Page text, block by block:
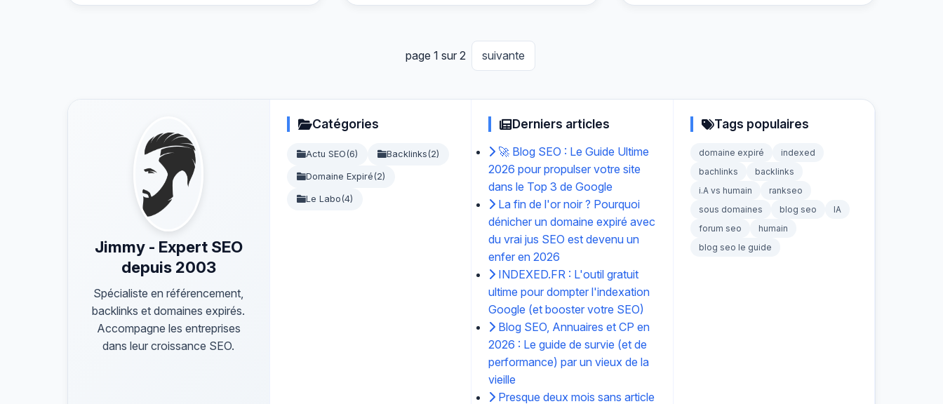
page 1 sur 2 suivante
Jimmy - Expert SEO
depuis 2003
Spécialiste en référencement,
backlinks et domaines expirés.
Accompagne les entreprises
dans leur croissance SEO.
Catégories
Actu SEO(6) Backlinks(2)
Domaine Expiré(2)
Le Labo(4)
Derniers articles
🚀 Blog SEO : Le Guide Ultime
2026 pour propulser votre site
dans le Top 3 de Google
La fin de l'or noir ? Pourquoi
dénicher un domaine expiré avec
du vrai jus SEO est devenu un
enfer en 2026
INDEXED.FR : L'outil gratuit
ultime pour dompter l'indexation
Google (et booster votre SEO)
Blog SEO, Annuaires et CP en
2026 : Le guide de survie (et de
performance) par un vieux de la
vieille
Presque deux mois sans article
Tags populaires
domaine expiré
indexed
bachlinks
backlinks
i.A vs humain
rankseo
sous domaines
blog seo
IA
forum seo
humain
blog seo le guide